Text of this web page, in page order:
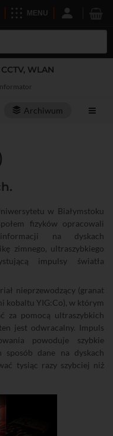
MENU
WLAN
Archiwum
w Białymstoku
fizyków opracowali
na dyskach
zimnego, ultraszybkiego
impulsy światła
nieprzewodzący (granat
kobaltu YIG:Co), w którym
za pomocą ultraszybkich
jest odwracalny. Impuls
powoduje szybkie
sposób dane na dyskach
tysiąc razy szybciej niż